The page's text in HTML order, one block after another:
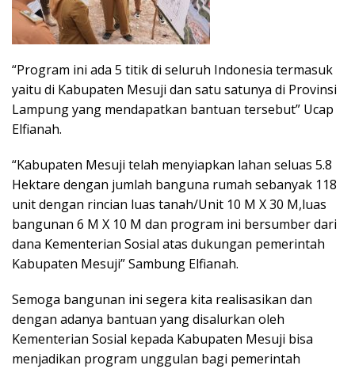
“Program ini ada 5 titik di seluruh Indonesia termasuk
yaitu di Kabupaten Mesuji dan satu satunya di Provinsi
Lampung yang mendapatkan bantuan tersebut” Ucap
Elfianah.
“Kabupaten Mesuji telah menyiapkan lahan seluas 5.8
Hektare dengan jumlah banguna rumah sebanyak 118
unit dengan rincian luas tanah/Unit 10 M X 30 M,luas
bangunan 6 M X 10 M dan program ini bersumber dari
dana Kementerian Sosial atas dukungan pemerintah
Kabupaten Mesuji” Sambung Elfianah.
Semoga bangunan ini segera kita realisasikan dan
dengan adanya bantuan yang disalurkan oleh
Kementerian Sosial kepada Kabupaten Mesuji bisa
menjadikan program unggulan bagi pemerintah